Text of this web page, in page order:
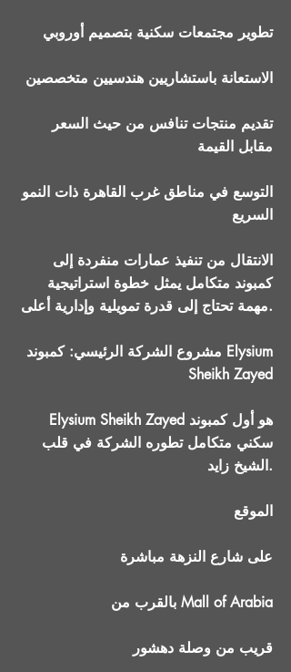
تطوير مجتمعات سكنية بتصميم أوروبي
الاستعانة باستشاريين هندسيين متخصصين
تقديم منتجات تنافس من حيث السعر
مقابل القيمة
التوسع في مناطق غرب القاهرة ذات النمو
السريع
الانتقال من تنفيذ عمارات منفردة إلى
كمبوند متكامل يمثل خطوة استراتيجية
مهمة تحتاج إلى قدرة تمويلية وإدارية أعلى.
مشروع الشركة الرئيسي: كمبوند Elysium
Sheikh Zayed
Elysium Sheikh Zayed هو أول كمبوند
سكني متكامل تطوره الشركة في قلب
الشيخ زايد.
الموقع
على شارع النزهة مباشرة
بالقرب من Mall of Arabia
قريب من وصلة دهشور